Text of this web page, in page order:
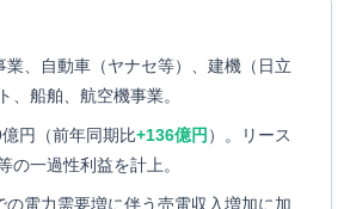
業、自動車（ヤナセ等）、建機（日立
、船舶、航空機事業。
円（前年同期比+136億円 ）。リース
の一過性利益を計上。
の電力需要増に伴う売電収入増加に加